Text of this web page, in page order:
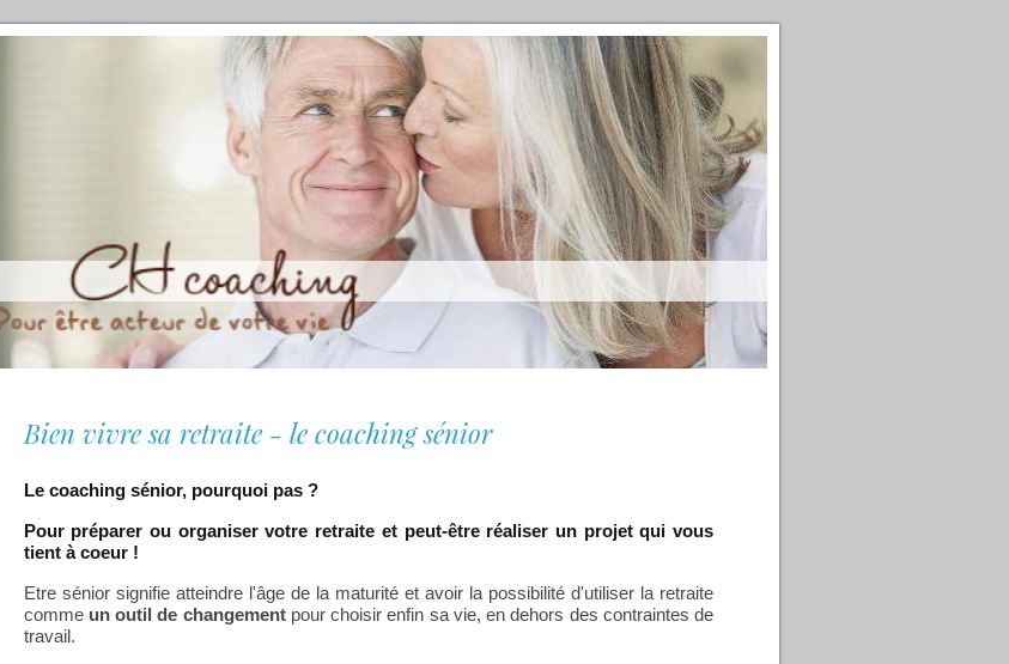
Bien vivre sa retraite - le coaching sénior
Le coaching sénior, pourquoi pas ?
Pour préparer ou organiser votre retraite et peut-être réaliser un projet qui vous
tient à coeur !
Etre sénior signifie atteindre l'âge de la maturité et avoir la possibilité d'utiliser la retraite
comme un outil de changementpour choisir enfin sa vie, en dehors des contraintes de
travail.